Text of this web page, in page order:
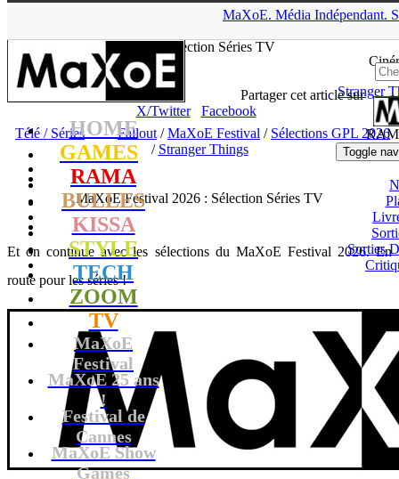
MaXoE. Média Indépendant.
HOME
GAMES
RAMA
BULLES
KISSA
STYLE
TECH
ZOOM
TV
MaXoE
Festival
MaXoE 25 ans
!
Festival de
Cannes
MaXoE Show
Games
Ciné
Stranger
Toggle
Sorties
2026 : Sélection Séries TV
Partager cet article sur
X/Twitter
Facebook
Télé / Séries
Fallout /MaXoE Festival / Sélections GPL 2026
/ Stranger Things
MaXoE Festival 2026 : Sélection Séries TV
Et on continue avec les sélections du MaXoE Festival 2026. En
route pour les séries !